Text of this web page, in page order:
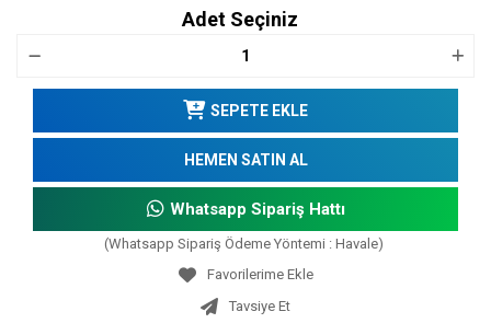
Adet Seçiniz
SEPETE EKLE
HEMEN SATIN AL
Whatsapp Sipariş Hattı
(Whatsapp Sipariş Ödeme Yöntemi : Havale)
Tavsiye Et